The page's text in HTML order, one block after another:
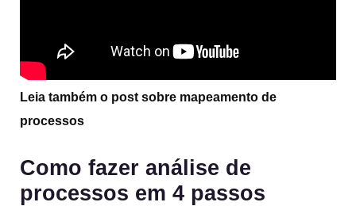
Leia também o post sobre mapeamento de
processos
Como fazer análise de
processos em 4 passos